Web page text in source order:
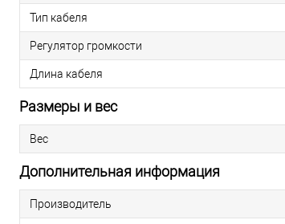
Тип кабеля
Регулятор громкости
Длина кабеля
Размеры и вес
Вес
Дополнительная информация
Производитель